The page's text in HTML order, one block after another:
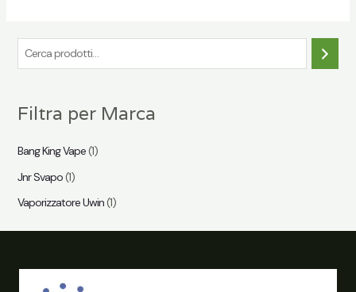
e
c
Filtra per Marca
Bang King Vape(1)
Jnr Svapo(1)
Vaporizzatore Uwin(1)